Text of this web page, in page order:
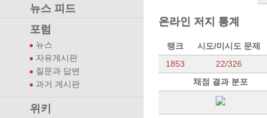
뉴스 피드
포럼
뉴스
자유게시판
질문과 답변
과거 게시판
위키
온라인 저지 통계
랭크
시도/미시도 문제
1853
22/326
채점 결과 분포